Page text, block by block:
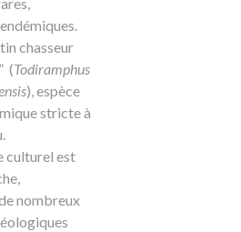
chasseur
(Todiramphus
), espèce
stricte à
culturel est
nombreux